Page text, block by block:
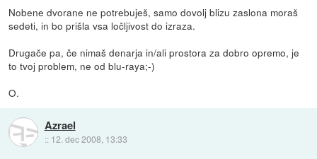
Nobene dvorane ne potrebuješ, samo dovolj blizu zaslona moraš
sedeti, in bo prišla vsa ločljivost do izraza.
Drugače pa, če nimaš denarja in/ali prostora za dobro opremo, je
to tvoj problem, ne od blu-raya;-)
O.
Azrael
:: 12. dec 2008, 13:33